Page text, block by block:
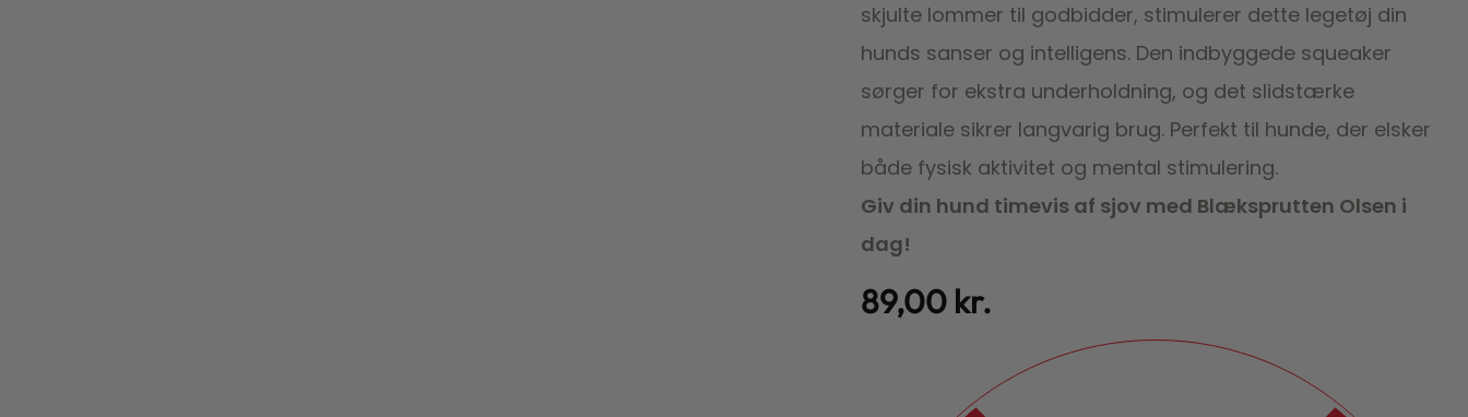
skjulte lommer til godbidder, stimulerer dette legetøj din
hunds sanser og intelligens. Den indbyggede squeaker
sørger for ekstra underholdning, og det slidstærke
materiale sikrer langvarig brug. Perfekt til hunde, der elsker
både fysisk aktivitet og mental stimulering.
Giv din hund timevis af sjov med Blæksprutten Olsen i
dag!
89,00 kr.